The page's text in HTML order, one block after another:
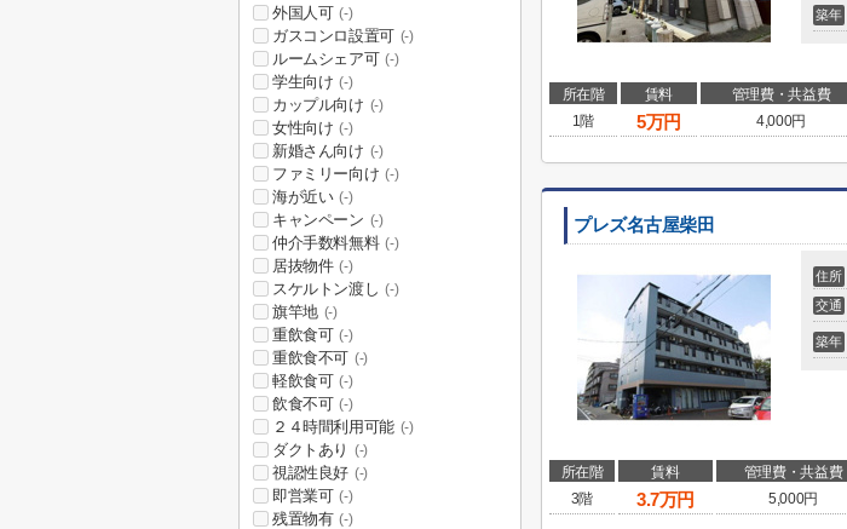
築年
所在階 賃料 管理費・共益費
1階
5万円 4,000円
プレズ名古屋柴田
住所
交通
築年
所在階 賃料 管理費・共益費
3階
3.7万円 5,000円
外国人可 (-)
ガスコンロ設置可 (-)
ルームシェア可 (-)
学生向け (-)
カップル向け (-)
女性向け (-)
新婚さん向け (-)
ファミリー向け (-)
海が近い (-)
キャンペーン (-)
仲介手数料無料 (-)
居抜物件 (-)
スケルトン渡し (-)
旗竿地 (-)
重飲食可 (-)
重飲食不可 (-)
軽飲食可 (-)
飲食不可 (-)
２４時間利用可能 (-)
ダクトあり (-)
視認性良好 (-)
即営業可 (-)
残置物有 (-)